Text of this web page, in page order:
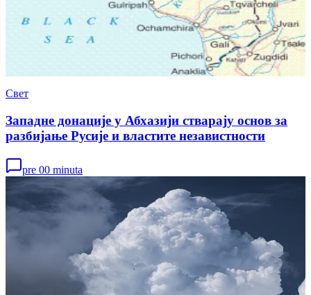
Свет
Западне донације у Абхазији стварају основ за
разбијање Русије и властите независтности
pre 00 minuta